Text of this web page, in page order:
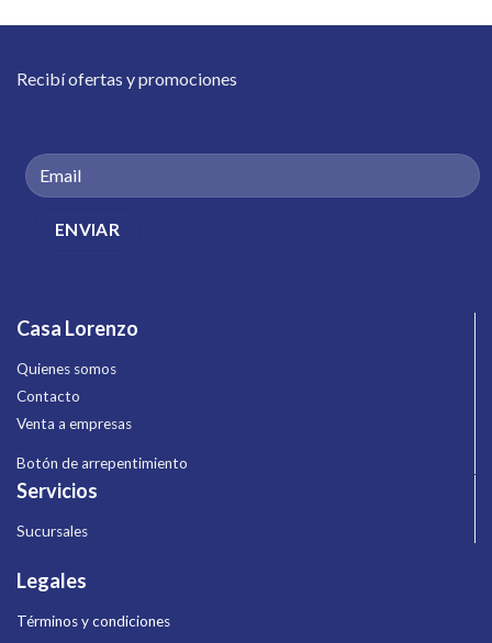
Recibí ofertas y promociones
Casa Lorenzo
Quienes somos
Contacto
Venta a empresas
Botón de arrepentimiento
Servicios
Sucursales
Legales
Términos y condiciones